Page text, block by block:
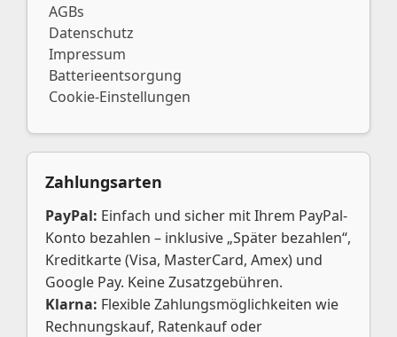
AGBs
Datenschutz
Impressum
Batterieentsorgung
Cookie-Einstellungen
Zahlungsarten
PayPal: Einfach und sicher mit Ihrem PayPal-
Konto bezahlen – inklusive „Später bezahlen“,
Kreditkarte (Visa, MasterCard, Amex) und
Google Pay. Keine Zusatzgebühren.
Klarna: Flexible Zahlungsmöglichkeiten wie
Rechnungskauf, Ratenkauf oder